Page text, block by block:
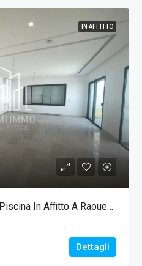
IN AFFITTO
Villa Indipendente Con Piscina In Affitto A Raoued Beach - Progetto Baia Di Tunisi
Dettagli